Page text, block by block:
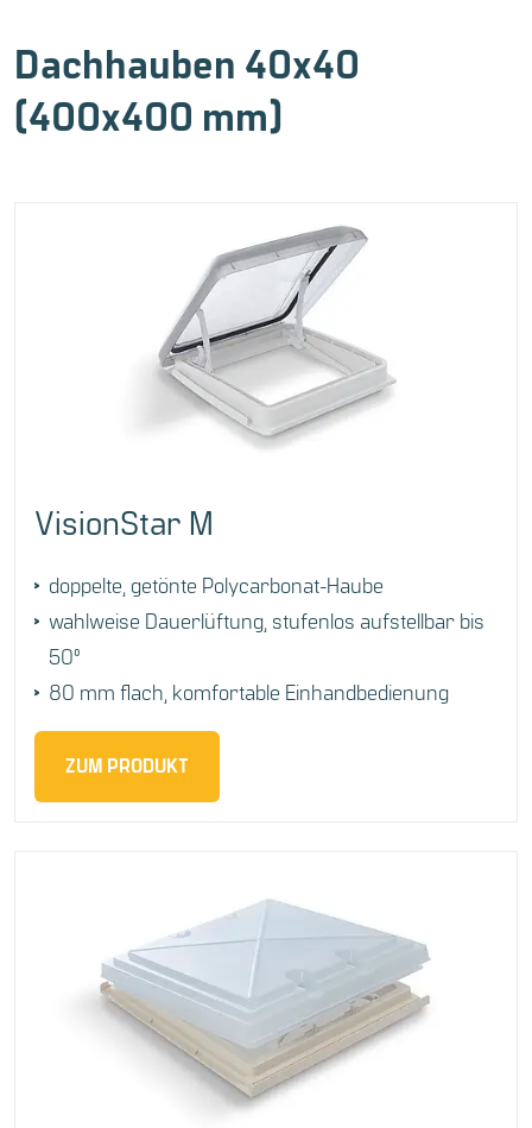
Dachhauben 40x40
(400x400 mm)
VisionStar M
doppelte, getönte Polycarbonat-Haube
wahlweise Dauerlüftung, stufenlos aufstellbar bis
50°
80 mm flach, komfortable Einhandbedienung
ZUM PRODUKT